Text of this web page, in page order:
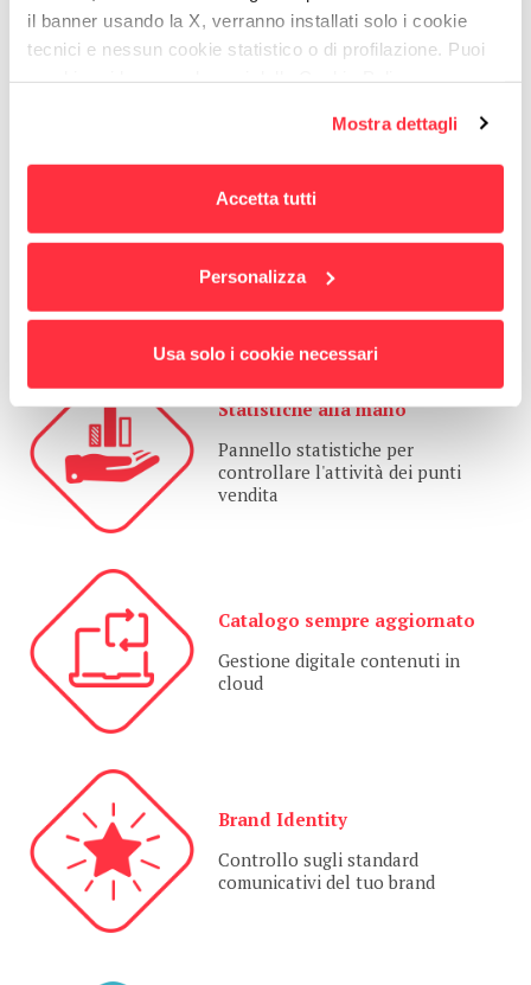
il banner usando la X, verranno installati solo i cookie
tecnici e nessun cookie statistico o di profilazione. Puoi
Mostra dettagli
Accetta tutti
Personalizza
Usa solo i cookie necessari
una app.
Statistiche alla mano
Pannello statistiche per
controllare l'attività dei punti
vendita
Catalogo sempre aggiornato
Gestione digitale contenuti in
cloud
Brand Identity
Controllo sugli standard
comunicativi del tuo brand